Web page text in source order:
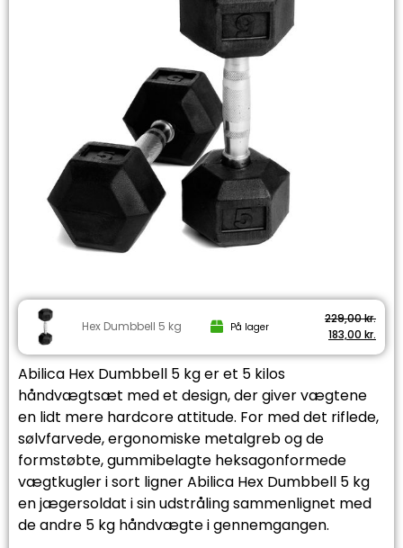
Hex Dumbbell 5 kg På lager
229,00kr.
183,00 kr.
Abilica Hex Dumbbell 5 kg er et 5 kilos
håndvægtsæt med et design, der giver vægtene
en lidt mere hardcore attitude. For med det riflede,
sølvfarvede, ergonomiske metalgreb og de
formstøbte, gummibelagte heksagonformede
vægtkugler i sort ligner Abilica Hex Dumbbell 5 kg
en jægersoldat i sin udstråling sammenlignet med
de andre 5 kg håndvægte i gennemgangen.